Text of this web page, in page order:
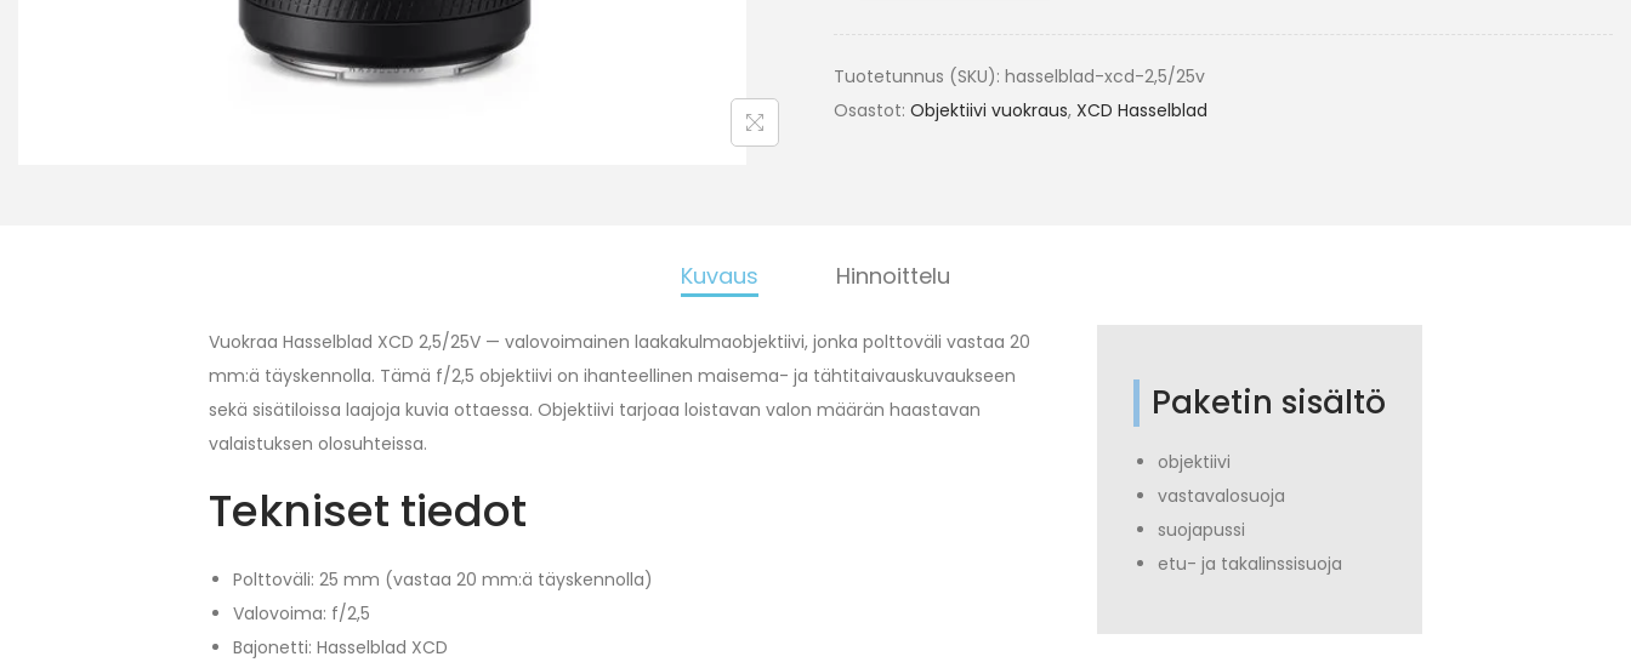
Tuotetunnus (SKU): hasselblad-xcd-2,5/25v
Osastot: Objektiivi vuokraus, XCD Hasselblad
Kuvaus Hinnoittelu
Vuokraa Hasselblad XCD 2,5/25V — valovoimainen laakakulmaobjektiivi, jonka polttoväli vastaa 20
mm:ä täyskennolla. Tämä f/2,5 objektiivi on ihanteellinen maisema- ja tähtitaivauskuvaukseen
sekä sisätiloissa laajoja kuvia ottaessa. Objektiivi tarjoaa loistavan valon määrän haastavan
valaistuksen olosuhteissa.
Tekniset tiedot
Polttoväli: 25 mm (vastaa 20 mm:ä täyskennolla)
Valovoima: f/2,5
Bajonetti: Hasselblad XCD
Paketin sisältö
objektiivi
vastavalosuoja
suojapussi
etu- ja takalinssisuoja